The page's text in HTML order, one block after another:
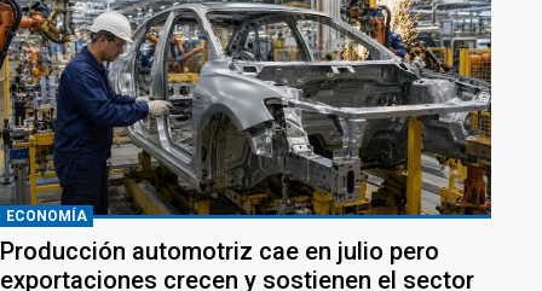
ECONOMÍA
Producción automotriz cae en julio pero
exportaciones crecen y sostienen el sector